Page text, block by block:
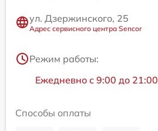
ул. Дзержинского, 25
Адрес сервисного центра Sencor
Режим работы:
Ежедневно с 9:00 до 21:00
Способы оплаты